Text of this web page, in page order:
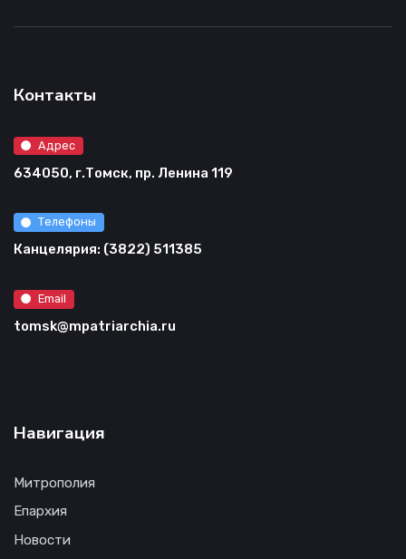
Контакты
Адрес
634050, г.Томск, пр. Ленина 119
Телефоны
Канцелярия: (3822) 511385
Email
tomsk@mpatriarchia.ru
Навигация
Митрополия
Епархия
Новости